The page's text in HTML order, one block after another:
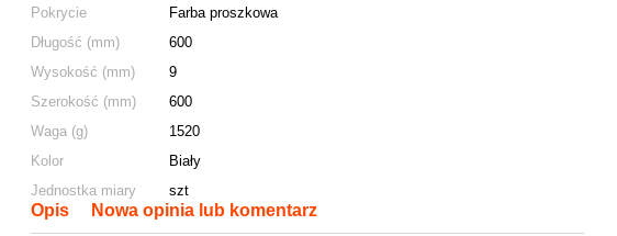
Pokrycie
Farba proszkowa
Długość (mm)
600
Wysokość (mm)
9
Szerokość (mm)
600
Waga (g)
1520
Kolor
Biały
Jednostka miary
szt
Opis Nowa opinia lub komentarz